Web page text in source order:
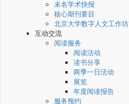
未名学术快报
核心期刊要目
北京大学数字人文工作坊
互动交流
阅读服务
阅读活动
读书分享
两季一日活动
展览
年度阅读报告
服务预约